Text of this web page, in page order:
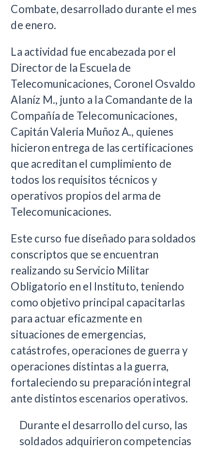
Combate, desarrollado durante el mes
de enero.
La actividad fue encabezada por el
Director de la Escuela de
Telecomunicaciones, Coronel Osvaldo
Alaníz M., junto a la Comandante de la
Compañía de Telecomunicaciones,
Capitán Valeria Muñoz A., quienes
hicieron entrega de las certificaciones
que acreditan el cumplimiento de
todos los requisitos técnicos y
operativos propios del arma de
Telecomunicaciones.
Este curso fue diseñado para soldados
conscriptos que se encuentran
realizando su Servicio Militar
Obligatorio en el Instituto, teniendo
como objetivo principal capacitarlas
para actuar eficazmente en
situaciones de emergencias,
catástrofes, operaciones de guerra y
operaciones distintas a la guerra,
fortaleciendo su preparación integral
ante distintos escenarios operativos.
Durante el desarrollo del curso, las
soldados adquirieron competencias